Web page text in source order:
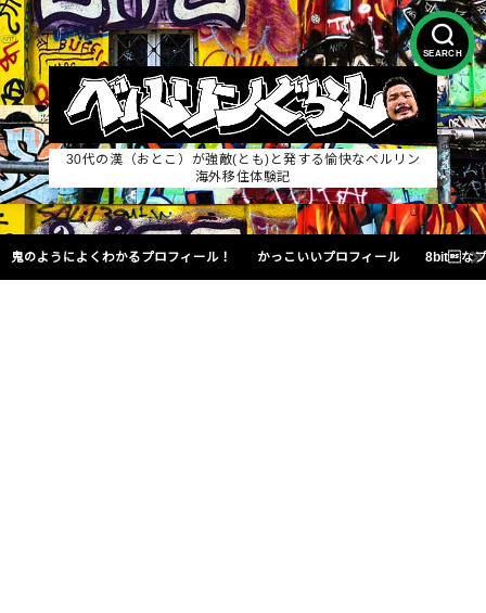
SEARCH
30代の漢（おとこ）が強敵(とも)と発する愉快なベルリン
海外移住体験記
鬼のようによくわかるプロフィール！ かっこいいプロフィール 8bitな